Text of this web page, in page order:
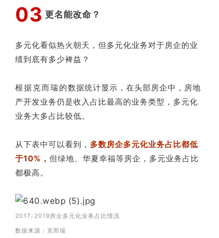
03 更名能改命？
多元化看似热火朝天，但多元化业务对于房企的业
绩到底有多少裨益？
根据克而瑞的数据统计显示，在头部房企中，房地
产开发业务仍是收入占比最高的业务类型，多元化
业务大多占比较低。
从下表中可以看到， 多数房企多元化业务占比都低
于10%， 但绿地、华夏幸福等房企，多元业务占比
都极高。
2017-2019房企多元化业务占比情况
数据来源：克而瑞